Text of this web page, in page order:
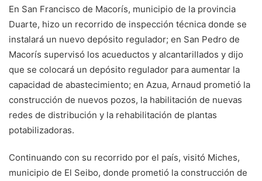
En San Francisco de Macorís, municipio de la provincia
Duarte, hizo un recorrido de inspección técnica donde se
instalará un nuevo depósito regulador; en San Pedro de
Macorís supervisó los acueductos y alcantarillados y dijo
que se colocará un depósito regulador para aumentar la
capacidad de abastecimiento; en Azua, Arnaud prometió la
construcción de nuevos pozos, la habilitación de nuevas
redes de distribución y la rehabilitación de plantas
potabilizadoras.
Continuando con su recorrido por el país, visitó Miches,
municipio de El Seibo, donde prometió la construcción de